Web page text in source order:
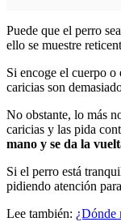
Puede que el perro
ello se muestre
Si encoge el cuerpo o
caricias son
No obstante, lo más
caricias y las pida
mano y se da la
Si el perro está
pidiendo atención
Lee también: ¿Dónde